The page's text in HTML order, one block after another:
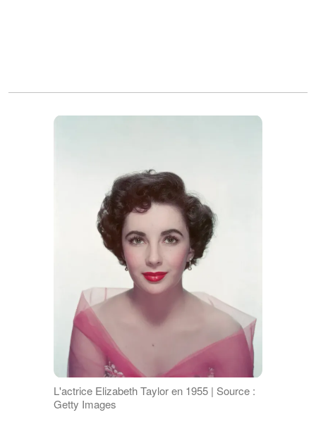
L'actrice Elizabeth Taylor en 1955 | Source :
Getty Images